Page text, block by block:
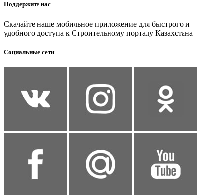
Поддержите нас
Скачайте наше мобильное приложение для быстрого и
удобного доступа к Строительному порталу Казахстана
Социальные сети